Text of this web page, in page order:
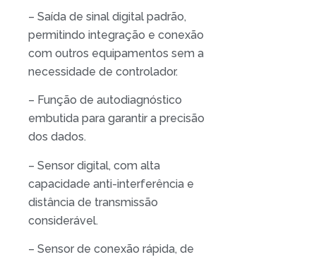
– Saída de sinal digital padrão,
permitindo integração e conexão
com outros equipamentos sem a
necessidade de controlador.
– Função de autodiagnóstico
embutida para garantir a precisão
dos dados.
– Sensor digital, com alta
capacidade anti-interferência e
distância de transmissão
considerável.
– Sensor de conexão rápida, de